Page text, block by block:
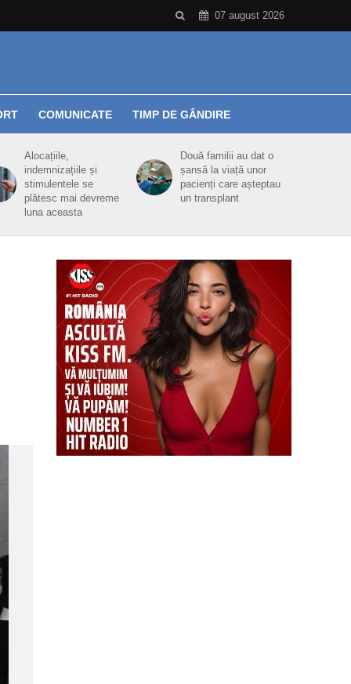
07 august 2026
COMUNICATE TIMP DE GÂNDIRE
Alocațiile,
indemnizațiile și
stimulentele se
plătesc mai devreme
luna aceasta
Două familii au dat o
șansă la viață unor
pacienți care așteptau
un transplant